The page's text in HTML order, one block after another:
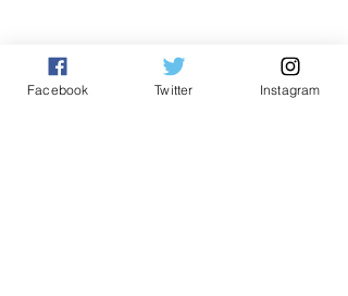
Nasional
Facebook Twitter Instagram